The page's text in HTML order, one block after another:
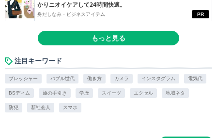
PR
かりニオイケアして24時間快適。
身だしなみ・ビジネスアイテム
もっと見る
注目キーワード
プレッシャー バブル世代 働き方 カメラ インスタグラム 電気代
BSディム 旅の手引き 学歴 スイーツ エクセル 地域ネタ
防犯 新社会人 スマホ